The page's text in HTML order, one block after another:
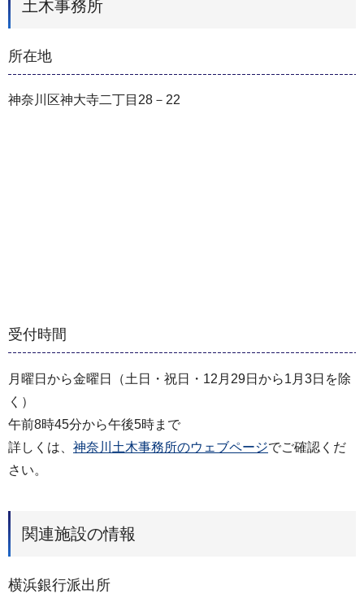
土木事務所
所在地
神奈川区神大寺二丁目28－22
受付時間
月曜日から金曜日（土日・祝日・12月29日から1月3日を除
く）
午前8時45分から午後5時まで
詳しくは、 神奈川土木事務所のウェブページでご確認くだ
さい。
関連施設の情報
横浜銀行派出所